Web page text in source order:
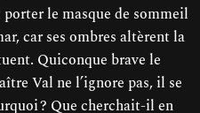
le masque de sommeil
car ses ombres altèrent la
Quiconque brave le
Val ne l’ignore pas, il se
? Que cherchait-il en